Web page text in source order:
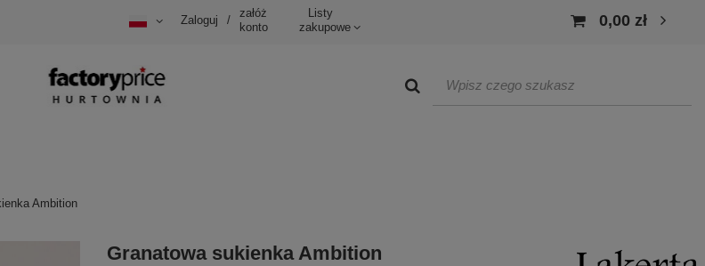
Zaloguj /
załóż
konto
Listy
zakupowe
0,00 zł
Ambition
Granatowa sukienka Ambition